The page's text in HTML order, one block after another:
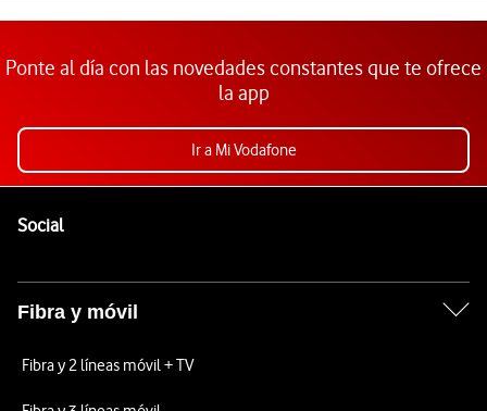
Ponte al día con las novedades constantes que te ofrece
la app
Ir a Mi Vodafone
SocialEnlaces a las redes sociales de Vodafone
Fibra y móvil
Fibra y 2 líneas móvil + TV